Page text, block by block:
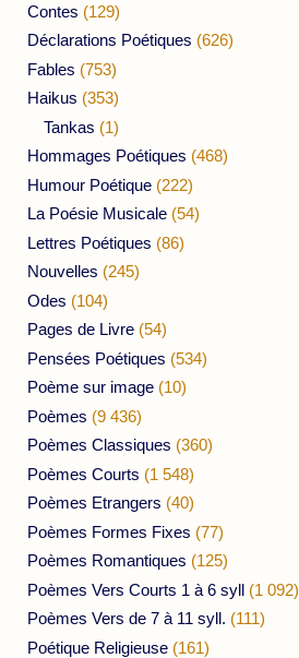
Contes (129)
Déclarations Poétiques (626)
Fables (753)
Haikus (353)
Tankas (1)
Hommages Poétiques (468)
Humour Poétique (222)
La Poésie Musicale (54)
Lettres Poétiques (86)
Nouvelles (245)
Odes (104)
Pages de Livre (54)
Pensées Poétiques (534)
Poème sur image (10)
Poèmes (9 436)
Poèmes Classiques (360)
Poèmes Courts (1 548)
Poèmes Etrangers (40)
Poèmes Formes Fixes (77)
Poèmes Romantiques (125)
Poèmes Vers Courts 1 à 6 syll (1 092)
Poèmes Vers de 7 à 11 syll. (111)
Poétique Religieuse (161)